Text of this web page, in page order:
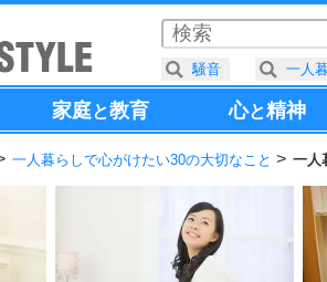
家庭と教育 心と精神
一人暮らしで心がけたい30の大切なこと 一人
騒音 一人